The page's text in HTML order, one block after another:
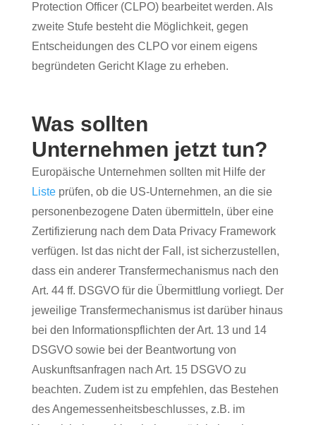
Protection Officer (CLPO) bearbeitet werden. Als
zweite Stufe besteht die Möglichkeit, gegen
Entscheidungen des CLPO vor einem eigens
begründeten Gericht Klage zu erheben.
Was sollten
Unternehmen jetzt tun?
Europäische Unternehmen sollten mit Hilfe der
Listeprüfen, ob die US-Unternehmen, an die sie
personenbezogene Daten übermitteln, über eine
Zertifizierung nach dem Data Privacy Framework
verfügen. Ist das nicht der Fall, ist sicherzustellen,
dass ein anderer Transfermechanismus nach den
Art. 44 ff. DSGVO für die Übermittlung vorliegt. Der
jeweilige Transfermechanismus ist darüber hinaus
bei den Informationspflichten der Art. 13 und 14
DSGVO sowie bei der Beantwortung von
Auskunftsanfragen nach Art. 15 DSGVO zu
beachten. Zudem ist zu empfehlen, das Bestehen
des Angemessenheitsbeschlusses, z.B. im